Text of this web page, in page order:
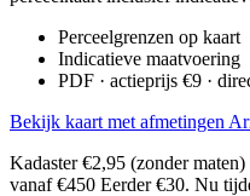
Perceelgrenzen op kaart
Indicatieve maatvoering
PDF · actieprijs €9 ·
Bekijk kaart met afmetingen
Kadaster €2,95 (zonder
vanaf €450 Eerder €30. Nu